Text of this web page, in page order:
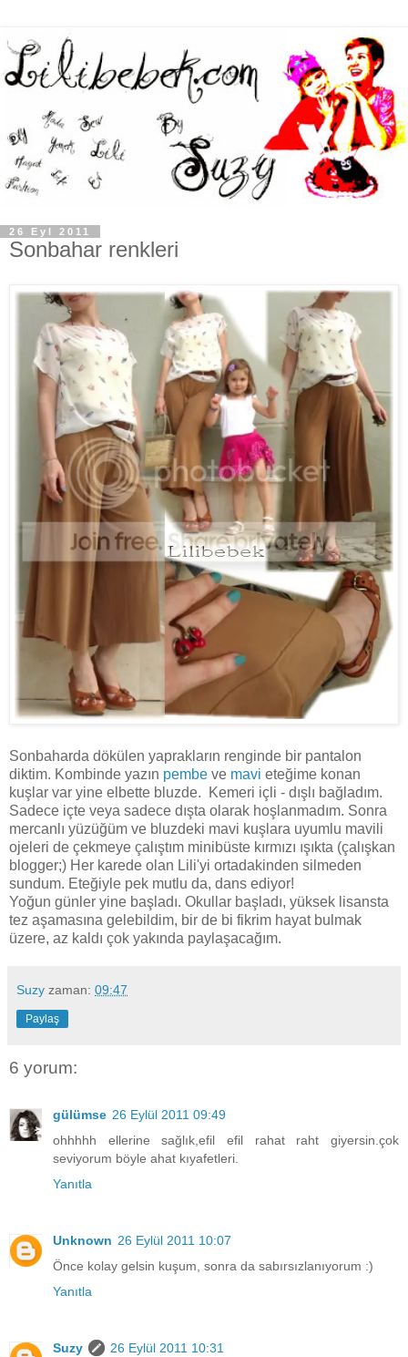
26 Eyl 2011
Sonbahar renkleri
Sonbaharda dökülen yaprakların renginde bir pantalon
diktim. Kombinde yazın pembe ve mavi eteğime konan
kuşlar var yine elbette bluzde. Kemeri içli - dışlı bağladım.
Sadece içte veya sadece dışta olarak hoşlanmadım. Sonra
mercanlı yüzüğüm ve bluzdeki mavi kuşlara uyumlu mavili
ojeleri de çekmeye çalıştım minibüste kırmızı ışıkta (çalışkan
blogger;) Her karede olan Lili'yi ortadakinden silmeden
sundum. Eteğiyle pek mutlu da, dans ediyor!
Yoğun günler yine başladı. Okullar başladı, yüksek lisansta
tez aşamasına gelebildim, bir de bi fikrim hayat bulmak
üzere, az kaldı çok yakında paylaşacağım.
Suzy zaman: 09:47
Paylaş
6 yorum:
gülümse 26 Eylül 2011 09:49
ohhhhh ellerine sağlık,efil efil rahat raht giyersin.çok
seviyorum böyle ahat kıyafetleri.
Yanıtla
Unknown 26 Eylül 2011 10:07
Önce kolay gelsin kuşum, sonra da sabırsızlanıyorum :)
Yanıtla
Suzy
26 Eylül 2011 10:31